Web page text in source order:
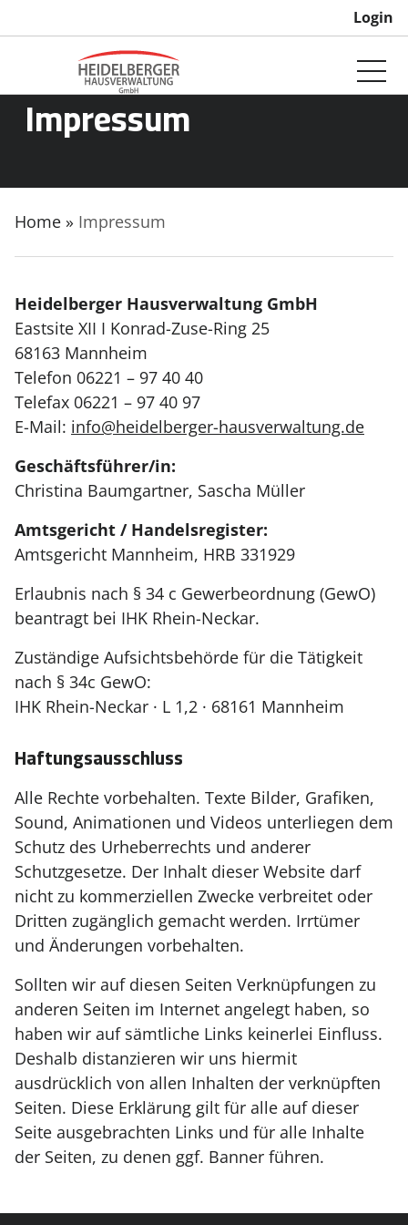
Login
Impressum
Home » Impressum
Heidelberger Hausverwaltung GmbH
Eastsite XII I Konrad-Zuse-Ring 25
68163 Mannheim
Telefon 06221 – 97 40 40
Telefax 06221 – 97 40 97
E-Mail: info@heidelberger-hausverwaltung.de
Geschäftsführer/in:
Christina Baumgartner, Sascha Müller
Amtsgericht / Handelsregister:
Amtsgericht Mannheim, HRB 331929
Erlaubnis nach § 34 c Gewerbeordnung (GewO)
beantragt bei IHK Rhein-Neckar.
Zuständige Aufsichtsbehörde für die Tätigkeit
nach § 34c GewO:
IHK Rhein-Neckar · L 1,2 · 68161 Mannheim
Haftungsausschluss
Alle Rechte vorbehalten. Texte Bilder, Grafiken,
Sound, Animationen und Videos unterliegen dem
Schutz des Urheberrechts und anderer
Schutzgesetze. Der Inhalt dieser Website darf
nicht zu kommerziellen Zwecke verbreitet oder
Dritten zugänglich gemacht werden. Irrtümer
und Änderungen vorbehalten.
Sollten wir auf diesen Seiten Verknüpfungen zu
anderen Seiten im Internet angelegt haben, so
haben wir auf sämtliche Links keinerlei Einfluss.
Deshalb distanzieren wir uns hiermit
ausdrücklich von allen Inhalten der verknüpften
Seiten. Diese Erklärung gilt für alle auf dieser
Seite ausgebrachten Links und für alle Inhalte
der Seiten, zu denen ggf. Banner führen.